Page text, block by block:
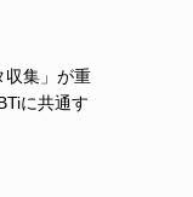
収集」が重
に共通す